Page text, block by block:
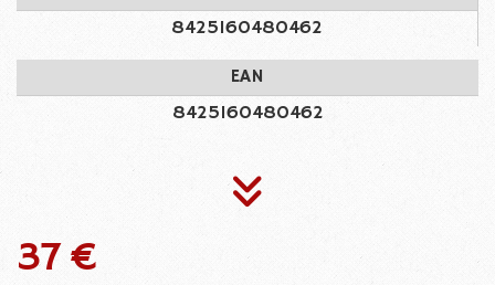
8425160480462
EAN
8425160480462
37 €